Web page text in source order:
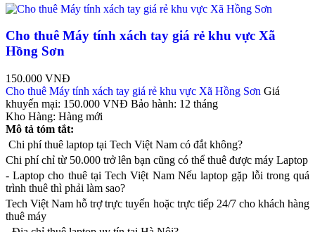
Cho thuê Máy tính xách tay giá rẻ khu vực Xã
Hồng Sơn
150.000 VNĐ
Cho thuê Máy tính xách tay giá rẻ khu vực Xã Hồng Sơn Giá
khuyến mại: 150.000 VNĐ Bảo hành: 12 tháng
Kho Hàng: Hàng mới
Mô tả tóm tắt:
Chi phí thuê laptop tại Tech Việt Nam có đắt không?
Chi phí chỉ từ 50.000 trở lên bạn cũng có thể thuê được máy Laptop
- Laptop cho thuê tại Tech Việt Nam Nếu laptop gặp lỗi trong quá
trình thuê thì phải làm sao?
Tech Việt Nam hỗ trợ trực tuyến hoặc trực tiếp 24/7 cho khách hàng
thuê máy